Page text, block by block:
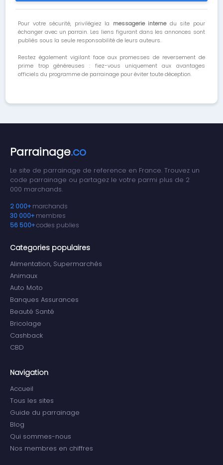
Pour votre sécurité, privilégiez la messagerie internedu site pour
échanger avec un parrain. Les liens figurant dans les annonces sont
publiés sous la seule responsabilité de leurs auteurs.
Restez également vigilant face aux promesses de reversement de
prime trop généreuses : fiez-vous uniquement aux avantages
officiels du programme de parrainage pour éviter toute déception.
Parrainage.co
Le site de parrainage de reference en France. Trouvez un
code parrainage ou partagez le votre parmi plus de 2
000 marchands.
2 000+ marchands
30 000+ membres
56 500+codes publies
Categories populaires
Alimentation, Supermarchés
Animaux
Auto Moto
Banques Assurances
Beauté Santé
Bricolage
Cashback
CBD
Navigation
Accueil
Tous les sites
Guide du parrainage
Blog
Qui sommes-nous
Nos membres en chiffres